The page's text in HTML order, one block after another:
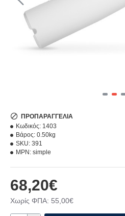
68,20€
Χωρίς ΦΠΑ: 55,00€
ΠΡΟΠΑΡΑΓΓΕΛΊΑ
Κωδικός: 1403
Βάρος: 0.50kg
SKU: 391
MPN: simple